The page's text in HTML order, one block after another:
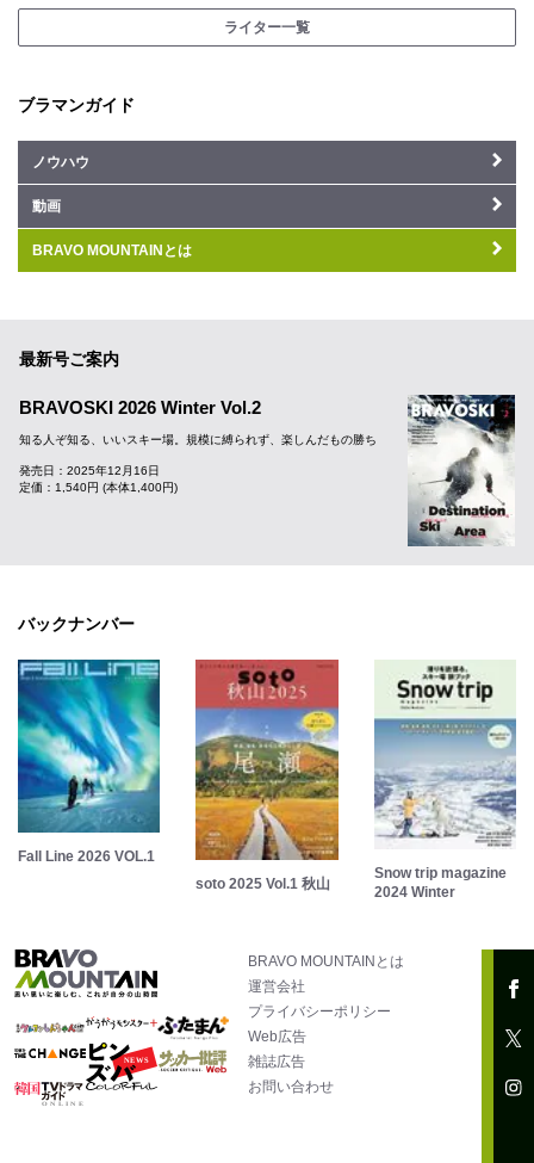
ライター一覧
ブラマンガイド
ノウハウ
動画
BRAVO MOUNTAINとは
最新号ご案内
BRAVOSKI 2026 Winter Vol.2
知る人ぞ知る、いいスキー場。規模に縛られず、楽しんだもの勝ち
発売日：2025年12月16日
定価：1,540円 (本体1,400円)
バックナンバー
Fall Line 2026 VOL.1
soto 2025 Vol.1 秋山
Snow trip magazine
2024 Winter
BRAVO MOUNTAINとは
運営会社
プライバシーポリシー
Web広告
雑誌広告
お問い合わせ